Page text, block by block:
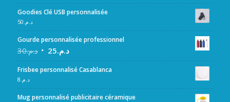
Goodies Clé USB personnalisée
د.م. 50
Gourde personnalisée professionnel
د.م.30 د.م.25
Frisbee personnalisé Casablanca
د.م. 8
Mug personnalisé publicitaire céramique